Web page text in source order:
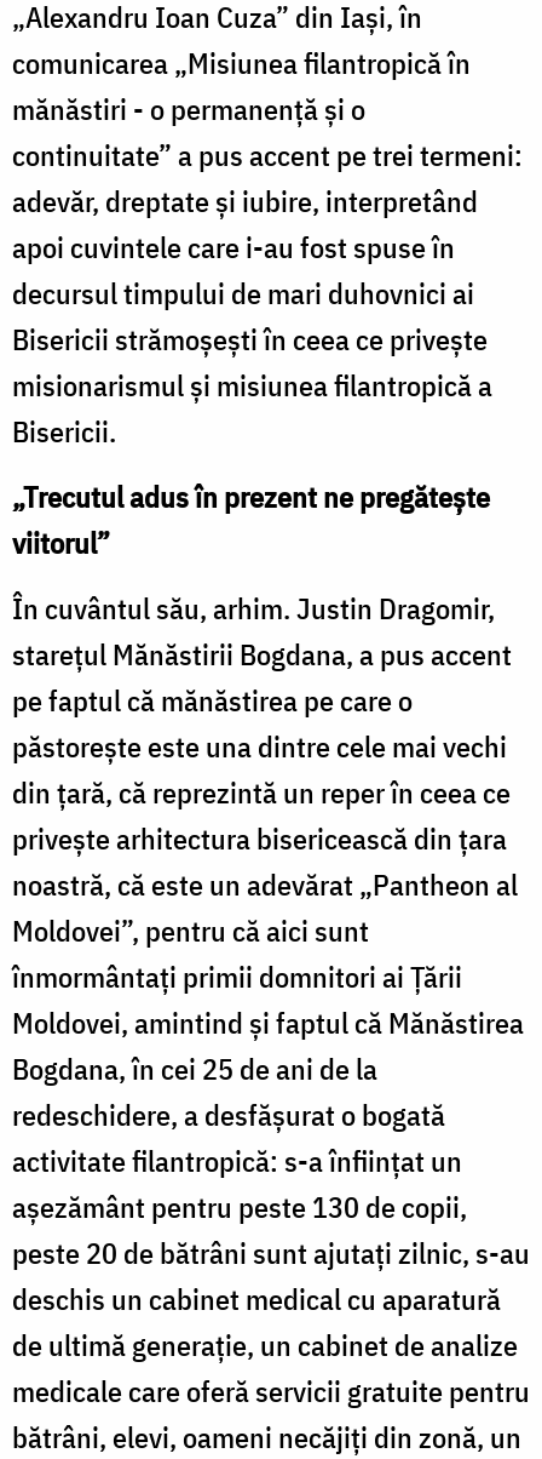
„Alexandru Ioan Cuza” din Iaşi, în
comunicarea „Misiunea filantropică în
mănăstiri - o permanenţă şi o
continuitate” a pus accent pe trei termeni:
adevăr, dreptate şi iubire, interpretând
apoi cuvintele care i-au fost spuse în
decursul timpului de mari duhovnici ai
Bisericii strămoşeşti în ceea ce priveşte
misionarismul şi misiunea filantropică a
Bisericii.
„Trecutul adus în prezent ne pregăteşte
viitorul”
În cuvântul său, arhim. Justin Dragomir,
stareţul Mănăstirii Bogdana, a pus accent
pe faptul că mănăstirea pe care o
păstoreşte este una dintre cele mai vechi
din ţară, că reprezintă un reper în ceea ce
priveşte arhitectura bisericească din ţara
noastră, că este un adevărat „Pantheon al
Moldovei”, pentru că aici sunt
înmormântaţi primii domnitori ai Ţării
Moldovei, amintind şi faptul că Mănăstirea
Bogdana, în cei 25 de ani de la
redeschidere, a desfăşurat o bogată
activitate filantropică: s-a înfiinţat un
aşezământ pentru peste 130 de copii,
peste 20 de bătrâni sunt ajutaţi zilnic, s-au
deschis un cabinet medical cu aparatură
de ultimă generaţie, un cabinet de analize
medicale care oferă servicii gratuite pentru
bătrâni, elevi, oameni necăjiţi din zonă, un